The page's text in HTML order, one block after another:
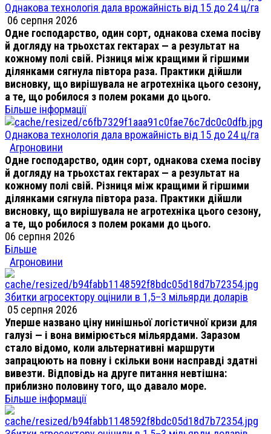
Однакова технологія дала врожайність від 15 до 24 ц/га
06 серпня 2026
Одне господарство, один сорт, однакова схема посіву
й догляду на трьохстах гектарах — а результат на
кожному полі свій. Різниця між кращими й гіршими
ділянками сягнула півтора раза. Практики дійшли
висновку, що вирішувала не агротехніка цього сезону,
а те, що робилося з полем роками до цього.
Більше інформації
Однакова технологія дала врожайність від 15 до 24 ц/га
Агроновини
Одне господарство, один сорт, однакова схема посіву
й догляду на трьохстах гектарах — а результат на
кожному полі свій. Різниця між кращими й гіршими
ділянками сягнула півтора раза. Практики дійшли
висновку, що вирішувала не агротехніка цього сезону,
а те, що робилося з полем роками до цього.
06 серпня 2026
Більше
Агроновини
Збитки агросектору оцінили в 1,5–3 мільярди доларів
05 серпня 2026
Уперше названо ціну нинішньої логістичної кризи для
галузі — і вона вимірюється мільярдами. Заразом
стало відомо, коли альтернативні маршрути
запрацюють на повну і скільки вони насправді здатні
вивезти. Відповідь на друге питання невтішна:
приблизно половину того, що давало море.
Більше інформації